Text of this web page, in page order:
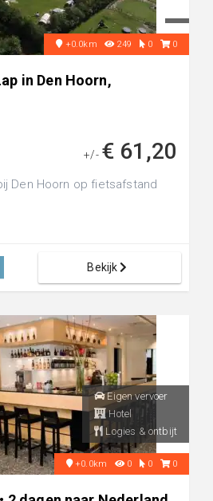
+0.0km 249 0 0
in Den Hoorn,
+/- € 61,20
Den Hoorn op fietsafstand
Bekijk
Eigen vervoer
Hotel
Logies & ontbijt
+0.0km 0 0 0